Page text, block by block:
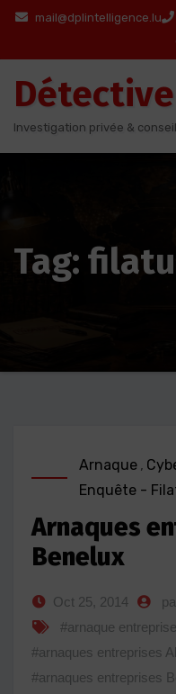
Aller
contenu
mail@dplintelligence.lu
Investigation privée &
Tag:
Arnaque ,
Enquête -
Arnaques
Benelux
Oct 25, 2014
#arnaque
#arnaques entreprises
#arnaques entreprises